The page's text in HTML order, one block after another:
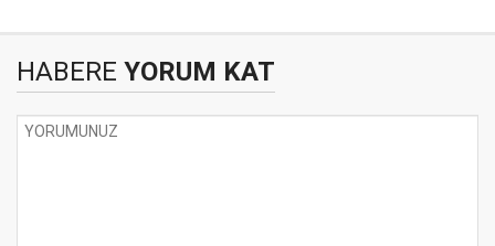
HABERE YORUM KAT